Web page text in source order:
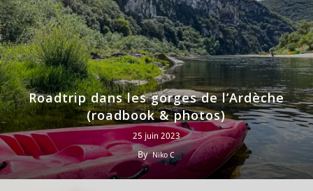
Roadtrip dans les gorges de l’Ardèche
(roadbook & photos)
25 juin 2023
By Niko C